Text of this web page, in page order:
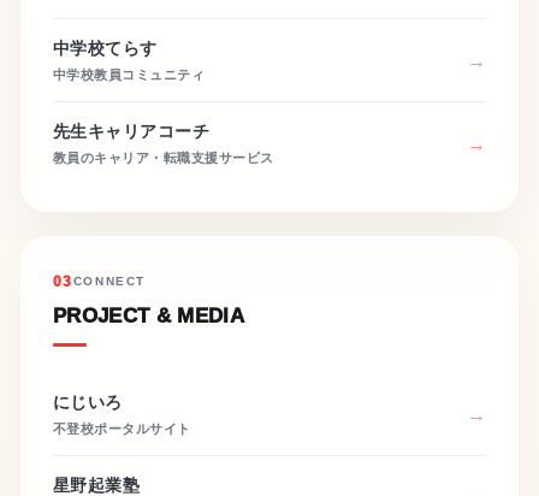
中学校てらす
中学校教員コミュニティ
先生キャリアコーチ
教員のキャリア・転職支援サービス
03CONNECT
PROJECT & MEDIA
にじいろ
不登校ポータルサイト
星野起業塾